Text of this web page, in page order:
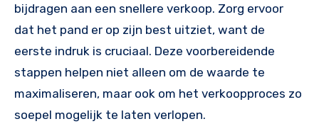
bijdragen aan een snellere verkoop. Zorg ervoor
dat het pand er op zijn best uitziet, want de
eerste indruk is cruciaal. Deze voorbereidende
stappen helpen niet alleen om de waarde te
maximaliseren, maar ook om het verkoopproces zo
soepel mogelijk te laten verlopen.